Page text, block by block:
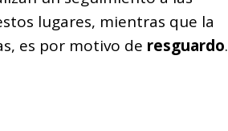
lugares, mientras que la
es por motivo de resguardo.